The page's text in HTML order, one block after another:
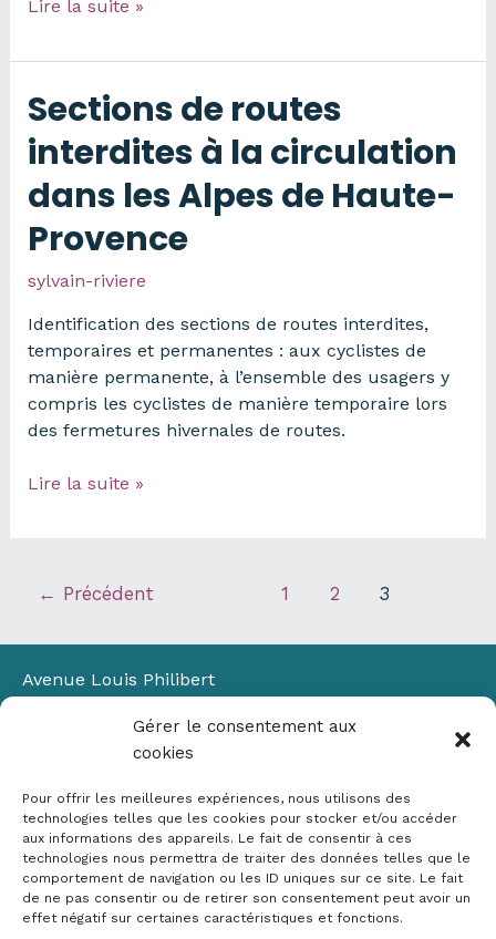
Gérer le consentement aux
cookies
Pour offrir les meilleures expériences, nous utilisons des
technologies telles que les cookies pour stocker et/ou accéder
aux informations des appareils. Le fait de consentir à ces
technologies nous permettra de traiter des données telles que le
comportement de navigation ou les ID uniques sur ce site. Le fait
de ne pas consentir ou de retirer son consentement peut avoir un
effet négatif sur certaines caractéristiques et fonctions.
Parc
Verdon
Événements
organisés
par
le
depuis
2006
Lire la suite »
Sections de routes
interdites à la circulation
dans les Alpes de Haute-
Provence
sylvain-riviere
Identification des sections de routes interdites,
temporaires et permanentes : aux cyclistes de
manière permanente, à l’ensemble des usagers y
compris les cyclistes de manière temporaire lors
des fermetures hivernales de routes.
Sections
circulation
les
Provence
Lire la suite »
← Précédent 1 2 3
Avenue Louis Philibert
Bâtiment Laennec
13100 Aix-en-Provence
✉ contact@crige-paca.org